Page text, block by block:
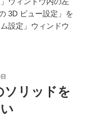
3D ビュー設定」を
設定」ウィンドウ
ソリッドを